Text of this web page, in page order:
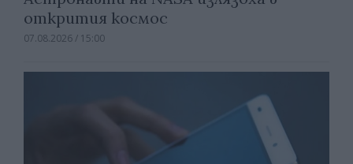
открития космос
07.08.2026 / 15:00